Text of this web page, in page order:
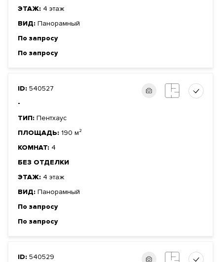
ЭТАЖ: 4 этаж
ВИД: Панорамный
По запросу
По запросу
ID: 540527
-
ТИП: Пентхаус
ПЛОЩАДЬ: 190 м²
КОМНАТ: 4
БЕЗ ОТДЕЛКИ
ЭТАЖ: 4 этаж
ВИД: Панорамный
По запросу
По запросу
ID: 540529